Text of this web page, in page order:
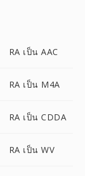
RA เป็น AAC
RA เป็น M4A
RA เป็น CDDA
RA เป็น WV